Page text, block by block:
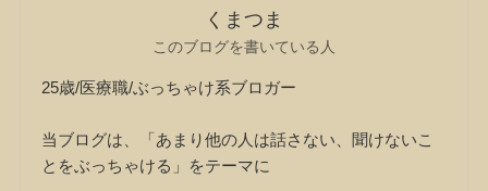
くまつま
このブログを書いている人
25歳/医療職/ぶっちゃけ系ブロガー
当ブログは、「あまり他の人は話さない、聞けないこ
とをぶっちゃける」をテーマに